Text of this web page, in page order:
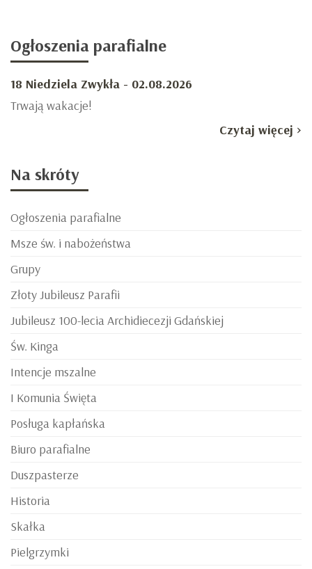
Ogłoszenia parafialne
18 Niedziela Zwykła - 02.08.2026
Trwają wakacje!
Czytaj więcej >
Na skróty
Ogłoszenia parafialne
Msze św. i nabożeństwa
Grupy
Złoty Jubileusz Parafii
Jubileusz 100-lecia Archidiecezji Gdańskiej
Św. Kinga
Intencje mszalne
I Komunia Święta
Posługa kapłańska
Biuro parafialne
Duszpasterze
Historia
Skałka
Pielgrzymki